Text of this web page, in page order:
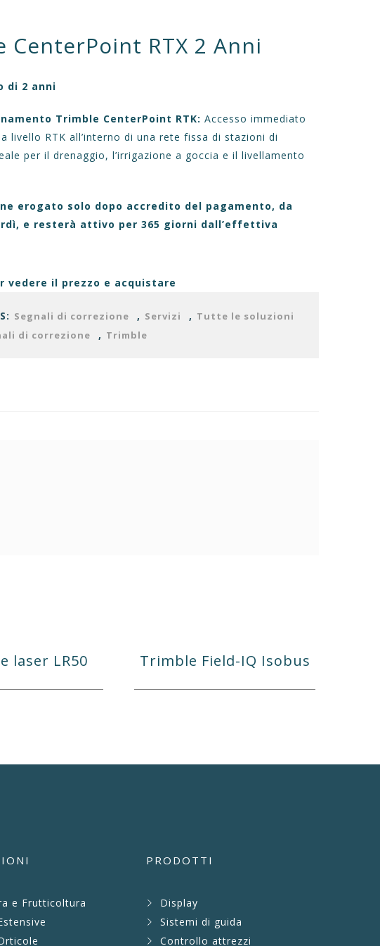
CenterPoint RTX 2 Anni
di 2 anni
Trimble CenterPoint RTK:Accesso immediato
livello RTK all’interno di una rete fissa di stazioni di
per il drenaggio, l’irrigazione a goccia e il livellamento
erogato solo dopo accredito del pagamento, da
e resterà attivo per 365 giorni dall’effettiva
vedere il prezzo e acquistare
Segnali di correzione , Servizi , Tutte le soluzioni
di correzione , Trimble
laser LR50 Trimble Field-IQ Isobus
e Frutticoltura
PRODOTTI
Display
Sistemi di guida
Controllo attrezzi